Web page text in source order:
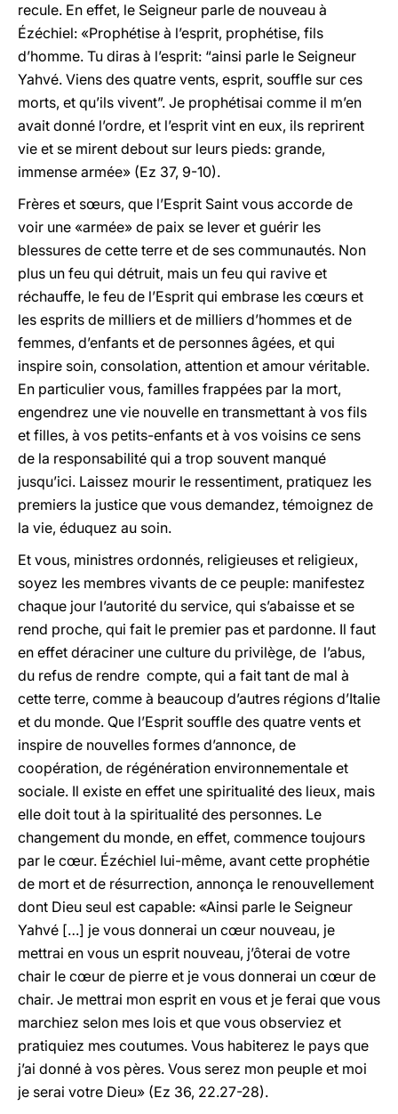
recule. En effet, le Seigneur parle de nouveau à
Ézéchiel: «Prophétise à l’esprit, prophétise, fils
d’homme. Tu diras à l’esprit: “ainsi parle le Seigneur
Yahvé. Viens des quatre vents, esprit, souffle sur ces
morts, et qu’ils vivent”. Je prophétisai comme il m’en
avait donné l’ordre, et l’esprit vint en eux, ils reprirent
vie et se mirent debout sur leurs pieds: grande,
immense armée» (Ez 37, 9-10).
Frères et sœurs, que l’Esprit Saint vous accorde de
voir une «armée» de paix se lever et guérir les
blessures de cette terre et de ses communautés. Non
plus un feu qui détruit, mais un feu qui ravive et
réchauffe, le feu de l’Esprit qui embrase les cœurs et
les esprits de milliers et de milliers d’hommes et de
femmes, d’enfants et de personnes âgées, et qui
inspire soin, consolation, attention et amour véritable.
En particulier vous, familles frappées par la mort,
engendrez une vie nouvelle en transmettant à vos fils
et filles, à vos petits-enfants et à vos voisins ce sens
de la responsabilité qui a trop souvent manqué
jusqu’ici. Laissez mourir le ressentiment, pratiquez les
premiers la justice que vous demandez, témoignez de
la vie, éduquez au soin.
Et vous, ministres ordonnés, religieuses et religieux,
soyez les membres vivants de ce peuple: manifestez
chaque jour l’autorité du service, qui s’abaisse et se
rend proche, qui fait le premier pas et pardonne. Il faut
en effet déraciner une culture du privilège, de l’abus,
du refus de rendre compte, qui a fait tant de mal à
cette terre, comme à beaucoup d’autres régions d’Italie
et du monde. Que l’Esprit souffle des quatre vents et
inspire de nouvelles formes d’annonce, de
coopération, de régénération environnementale et
sociale. Il existe en effet une spiritualité des lieux, mais
elle doit tout à la spiritualité des personnes. Le
changement du monde, en effet, commence toujours
par le cœur. Ézéchiel lui-même, avant cette prophétie
de mort et de résurrection, annonça le renouvellement
dont Dieu seul est capable: «Ainsi parle le Seigneur
Yahvé […] je vous donnerai un cœur nouveau, je
mettrai en vous un esprit nouveau, j’ôterai de votre
chair le cœur de pierre et je vous donnerai un cœur de
chair. Je mettrai mon esprit en vous et je ferai que vous
marchiez selon mes lois et que vous observiez et
pratiquiez mes coutumes. Vous habiterez le pays que
j’ai donné à vos pères. Vous serez mon peuple et moi
je serai votre Dieu» (Ez 36, 22.27-28).